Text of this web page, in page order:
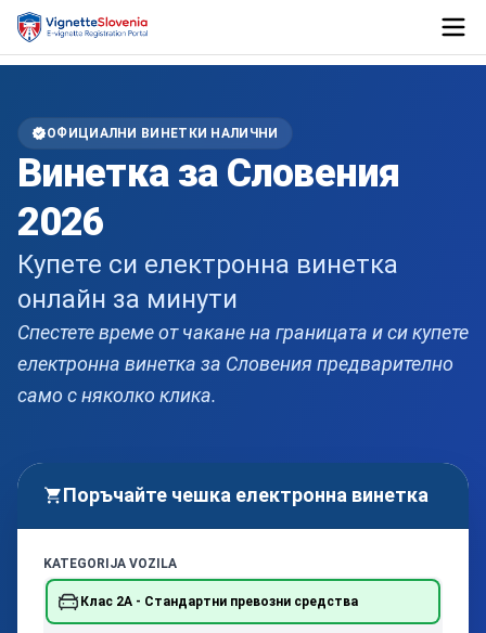
ОФИЦИАЛНИ ВИНЕТКИ НАЛИЧНИ
Винетка за Словения
2026
Купете си електронна винетка
онлайн за минути
Спестете време от чакане на границата и си купете
електронна винетка за Словения предварително
само с няколко клика.
Поръчайте чешка електронна винетка
KATEGORIJA VOZILA
Клас 2А - Стандартни превозни средства